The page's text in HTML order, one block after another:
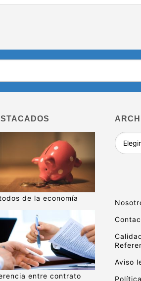
de la economía
entre contrato
Aviso